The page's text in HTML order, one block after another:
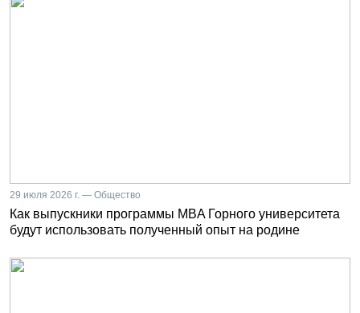
29 июля 2026 г. — Общество
Как выпускники программы MBA Горного университета
будут использовать полученный опыт на родине